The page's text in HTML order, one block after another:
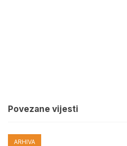
Povezane vijesti
ARHIVA